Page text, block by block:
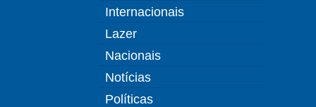
Internacionais
Lazer
Nacionais
Notícias
Políticas